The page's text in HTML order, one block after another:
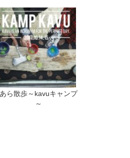
あら散歩～kavuキャンプ
～